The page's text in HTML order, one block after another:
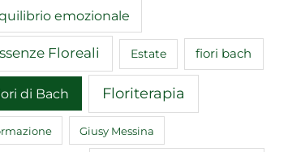
emozionale
Floreali Estate fiori bach
di Bach Floriterapia
Giusy Messina